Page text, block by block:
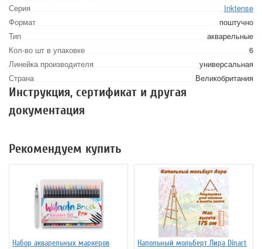
Серия
Inktense
Формат
поштучно
Тип
акварельные
Кол-во шт в упаковке
6
Линейка производителя
универсальная
Страна
Великобритания
Инструкция, сертификат и другая
документация
Рекомендуем купить
Набор акварельных маркеров
Напольный мольберт Лира Dinart